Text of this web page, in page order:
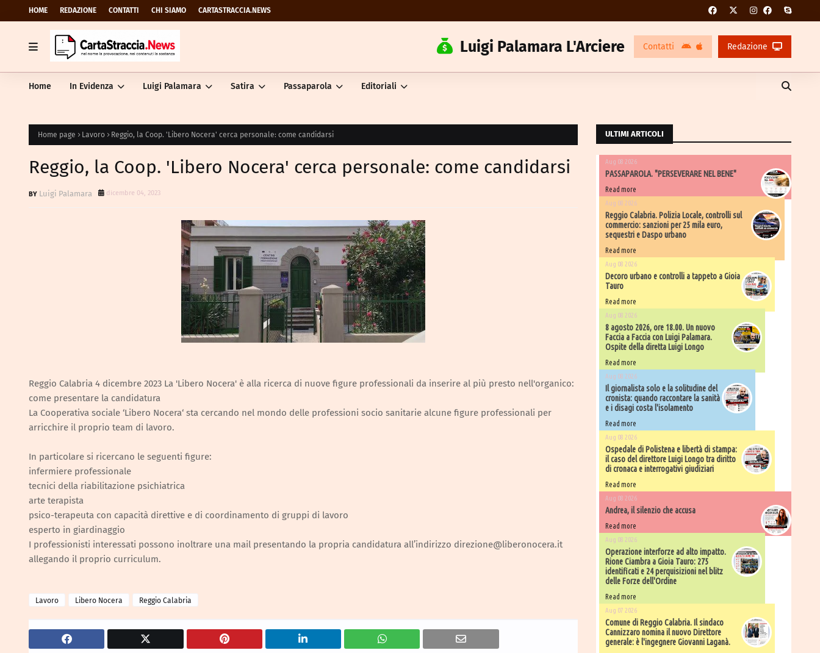
HOME REDAZIONE CONTATTI CHI SIAMO CARTASTRACCIA.NEWS
Luigi Palamara L'Arciere Contatti Redazione
Home In Evidenza Luigi Palamara Satira Passaparola Editoriali
Home page Lavoro Reggio, la Coop. 'Libero Nocera' cerca personale: come candidarsi
Reggio, la Coop. 'Libero Nocera' cerca personale: come candidarsi
Luigi Palamara dicembre 04, 2023
Reggio Calabria 4 dicembre 2023 La 'Libero Nocera' è alla ricerca di nuove figure professionali da inserire al più presto nell'organico:
come presentare la candidatura
La Cooperativa sociale ‘Libero Nocera‘ sta cercando nel mondo delle professioni socio sanitarie alcune figure professionali per
arricchire il proprio team di lavoro.
In particolare si ricercano le seguenti figure:
infermiere professionale
tecnici della riabilitazione psichiatrica
arte terapista
psico-terapeuta con capacità direttive e di coordinamento di gruppi di lavoro
esperto in giardinaggio
I professionisti interessati possono inoltrare una mail presentando la propria candidatura all’indirizzo direzione@liberonocera.it
allegando il proprio curriculum.
Lavoro Libero Nocera Reggio Calabria
ULTIMI ARTICOLI
Aug 08 2026
PASSAPAROLA. "PERSEVERARE NEL BENE"
Read more
Aug 08 2026
Reggio Calabria. Polizia Locale, controlli sul
commercio: sanzioni per 25 mila euro,
sequestri e Daspo urbano
Read more
Aug 08 2026
Decoro urbano e controlli a tappeto a Gioia
Tauro
Read more
Aug 08 2026
8 agosto 2026, ore 18.00. Un nuovo
Faccia a Faccia con Luigi Palamara.
Ospite della diretta Luigi Longo
Read more
Aug 08 2026
Il giornalista solo e la solitudine del
cronista: quando raccontare la sanità
e i disagi costa l'isolamento
Read more
Aug 08 2026
Ospedale di Polistena e libertà di stampa:
il caso del direttore Luigi Longo tra diritto
di cronaca e interrogativi giudiziari
Read more
Aug 08 2026
Andrea, il silenzio che accusa
Read more
Aug 08 2026
Operazione interforze ad alto impatto.
Rione Ciambra a Gioia Tauro: 275
identificati e 24 perquisizioni nel blitz
delle Forze dell'Ordine
Read more
Aug 07 2026
Comune di Reggio Calabria. Il sindaco
Cannizzaro nomina il nuovo Direttore
generale: è l'ingegnere Giovanni Laganà.